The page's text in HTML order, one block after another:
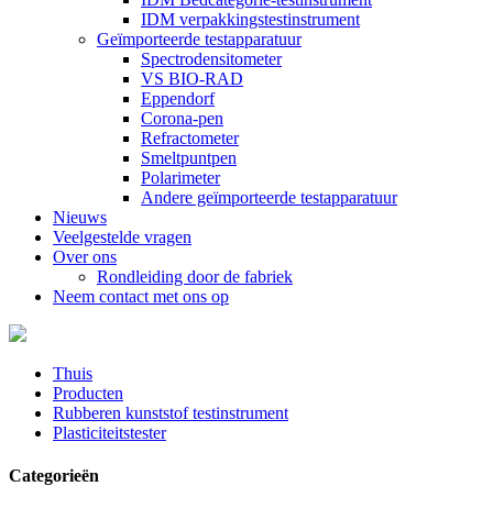
IDM verpakkingstestinstrument
Geïmporteerde testapparatuur
Spectrodensitometer
VS BIO-RAD
Eppendorf
Corona-pen
Refractometer
Smeltpuntpen
Polarimeter
Andere geïmporteerde testapparatuur
Nieuws
Veelgestelde vragen
Over ons
Rondleiding door de fabriek
Neem contact met ons op
Thuis
Producten
Rubberen kunststof testinstrument
Plasticiteitstester
Categorieën